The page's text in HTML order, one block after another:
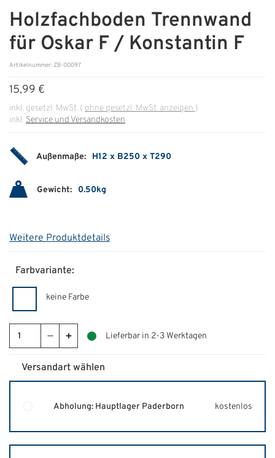
ÜBER UNS
Über uns
Messen & Events
Qualitätspolitik
Unternehmen
Holzfachboden Trennwand
für Oskar F / Konstantin F
Artikelnummer: ZB-00097
15,99 €
inkl. gesetzl. MwSt. ( ohne gesetzl. MwSt. anzeigen )
inkl. Service und Versandkosten
Außenmaße: H12 x B250 x T290
Gewicht: 0.50kg
Weitere Produktdetails
Farbvariante:
keine Farbe
Lieferbar in 2-3 Werktagen
Versandart wählen
Abholung: Hauptlager Paderborn kostenlos